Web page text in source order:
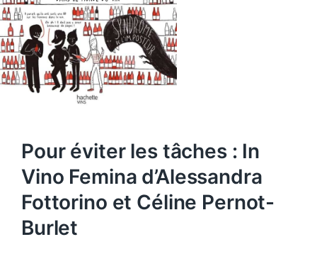
Pour éviter les tâches : In
Vino Femina d’Alessandra
Fottorino et Céline Pernot-
Burlet